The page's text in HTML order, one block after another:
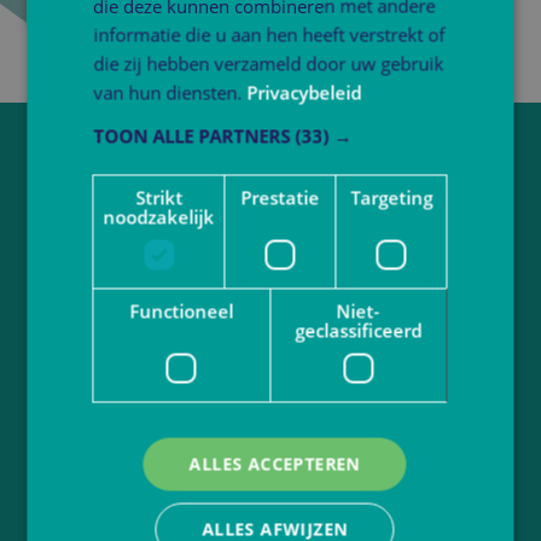
Vragen over werken bij Atlant?
Neem contact op via sollicitatie@atlantbo.nl
Bekijk actuele vacatures
atlantbasisonderwijs.nl
die deze kunnen combineren met andere
informatie die u aan hen heeft verstrekt of
die zij hebben verzameld door uw gebruik
van hun diensten. Privacybeleid
TOON ALLE PARTNERS(33) →
Strikt
noodzakelijk
Prestatie Targeting
Functioneel
Niet-
geclassificeerd
ALLES ACCEPTEREN
ALLES AFWIJZEN